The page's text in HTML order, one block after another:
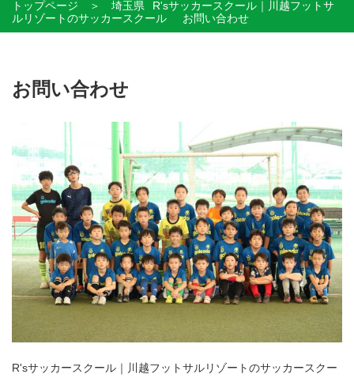
トップページ ＞ 埼玉県
R'sサッカースクール｜川越フットサ
ルリゾートのサッカースクール
お問い合わせ
お問い合わせ
R'sサッカースクール｜川越フットサルリゾートのサッカースクー